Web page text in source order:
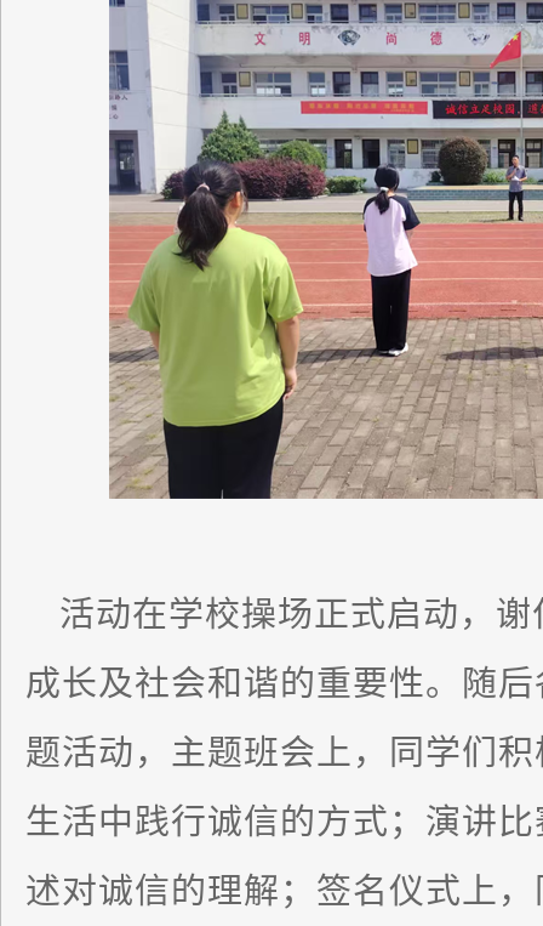
活动在学校操场正式启动，
成长及社会和谐的重要性。随
题活动，主题班会上，同学们
生活中践行诚信的方式；演讲
述对诚信的理解；签名仪式上